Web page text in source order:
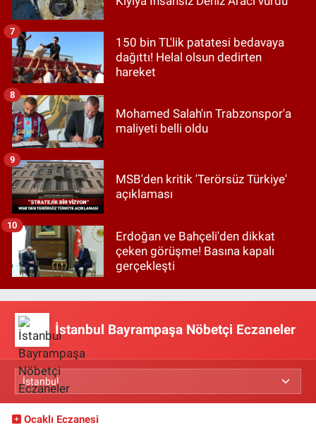
150 bin TL'lik patatesi bedavaya
dağıttı! Helal olsun dedirten
hareket
7
Mohamed Salah'ın Trabzonspor'a
maliyeti belli oldu
8
MSB'den kritik 'Terörsüz Türkiye'
açıklaması
9
Erdoğan ve Bahçeli'den dikkat
çeken görüşme! Basına kapalı
gerçekleşti
10
İstanbul Bayrampaşa Nöbetçi Eczaneler
Ocaklı Eczanesi